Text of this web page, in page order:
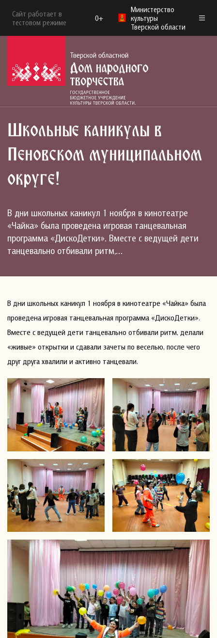
Сайт работает в
тестовом режиме
0+
Министерство
культуры
Тверской области
Школьные каникулы в
Пеновском муниципальном
округе!
В дни школьных каникул 1 ноября в кинотеатре
«Чайка» была проведена игровая танцевальная
программа «ДискоДетки». Вместе с ведущей дети
танцевально отбивали ритм,…
В дни школьных каникул 1 ноября в кинотеатре «Чайка» была
проведена игровая танцевальная программа «ДискоДетки».
Вместе с ведущей дети танцевально отбивали ритм, делали
«живые» открытки и сдавали зачеты по веселью, после чего
друг друга хвалили и активно танцевали.